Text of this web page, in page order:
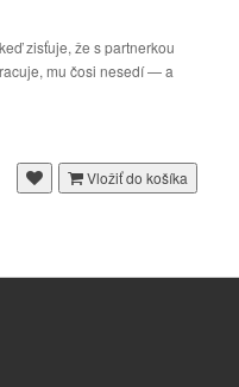
zisťuje, že s partnerkou
mu čosi nesedí — a
Vložiť do košíka